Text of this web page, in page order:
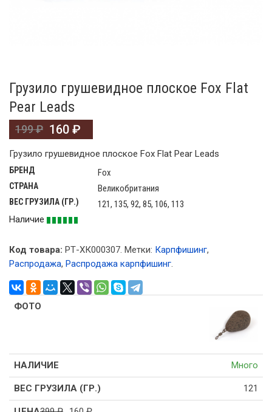
Грузило грушевидное плоское Fox Flat
Pear Leads
199₽ 160 ₽
Грузило грушевидное плоское Fox Flat Pear Leads
БРЕНД Fox
СТРАНА Великобритания
ВЕС ГРУЗИЛА (ГР.)
121, 135, 92, 85, 106, 113
Наличие
Код товара: РТ-ХК000307. Метки: Карпфишинг,
Распродажа, Распродажа карпфишинг.
Много
121